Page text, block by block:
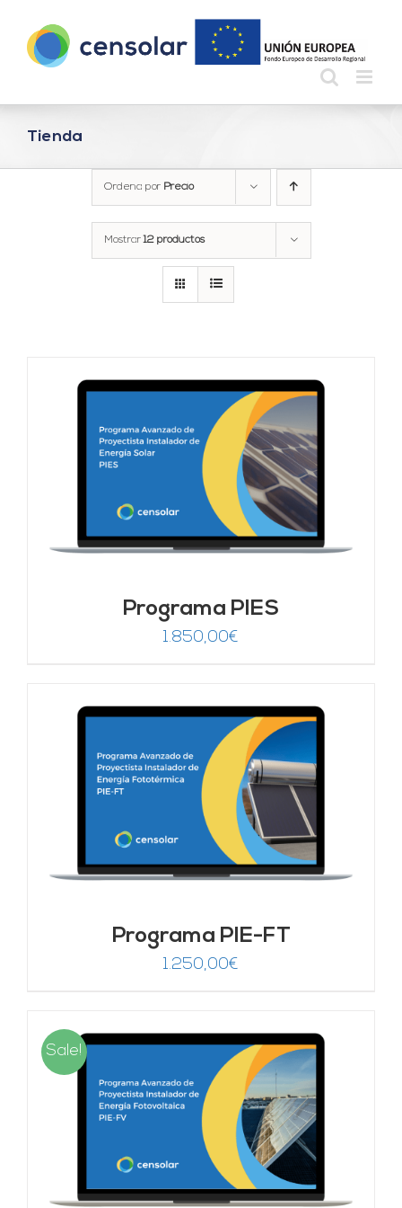
contenido
Tienda
Ordena por Precio
Mostrar12 productos
Programa PIES
1.850,00€
Programa PIE-FT
1.250,00€
Sale!